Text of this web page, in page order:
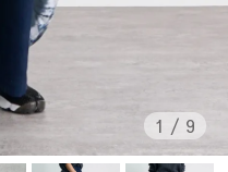
1 / 9